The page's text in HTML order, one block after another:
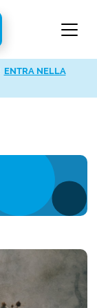
ENTRA NELLA